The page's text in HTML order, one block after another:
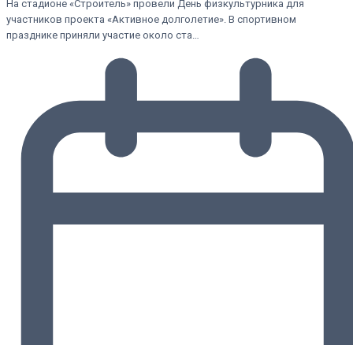
На стадионе «Строитель» провели День физкультурника для
участников проекта «Активное долголетие». В спортивном
празднике приняли участие около ста…